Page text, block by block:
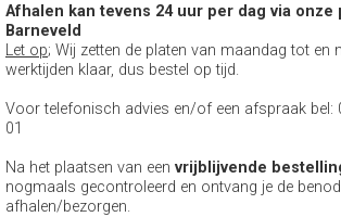
Afhalen kan tevens 24 uur per dag via onze
Barneveld
Let op; Wij zetten de platen van maandag tot en
werktijden klaar, dus bestel op tijd.
Voor telefonisch advies en/of een afspraak bel:
01
Na het plaatsen van een vrijblijvende
nogmaals gecontroleerd en ontvang je de
afhalen/bezorgen.